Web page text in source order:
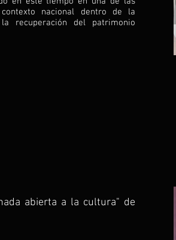
nacional dentro de la
recuperación del patrimonio
abierta a la cultura" de